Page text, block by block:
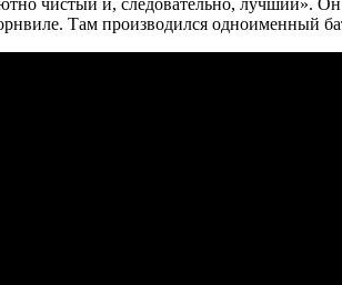
Там производился одноименный